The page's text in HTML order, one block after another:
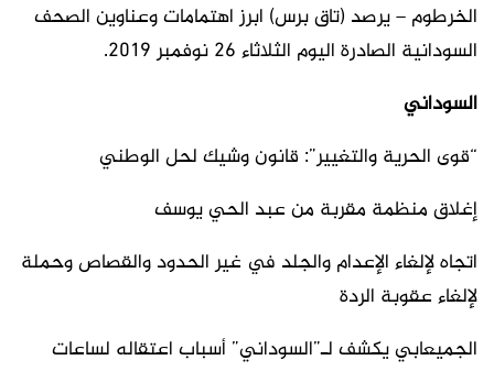
الخرطوم – يرصد (تاق برس) ابرز اهتمامات وعناوين الصحف
السودانية الصادرة اليوم الثلاثاء 26 نوفمبر 2019.
السوداني
“قوى الحرية والتغيير”: قانون وشيك لحل الوطني
إغلاق منظمة مقربة من عبد الحي يوسف
اتجاه لإلغاء الإعدام والجلد في غير الحدود والقصاص وحملة
لإلغاء عقوبة الردة
الجميعابي يكشف لـ”السوداني” أسباب اعتقاله لساعات